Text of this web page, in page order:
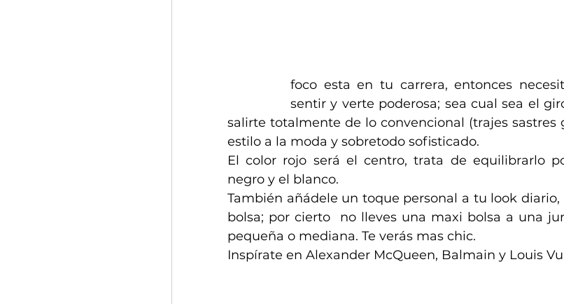
foco esta en tu carrera, entonces
sentir y verte poderosa; sea cual sea el
salirte totalmente de lo convencional (trajes sastres
estilo a la moda y sobretodo sofisticado.
El color rojo será el centro, trata de equilibrarlo
negro y el blanco.
También añádele un toque personal a tu look
bolsa; por cierto  no lleves una maxi bolsa a una
pequeña o mediana. Te verás mas chic.
Inspírate en Alexander McQueen, Balmain y Louis